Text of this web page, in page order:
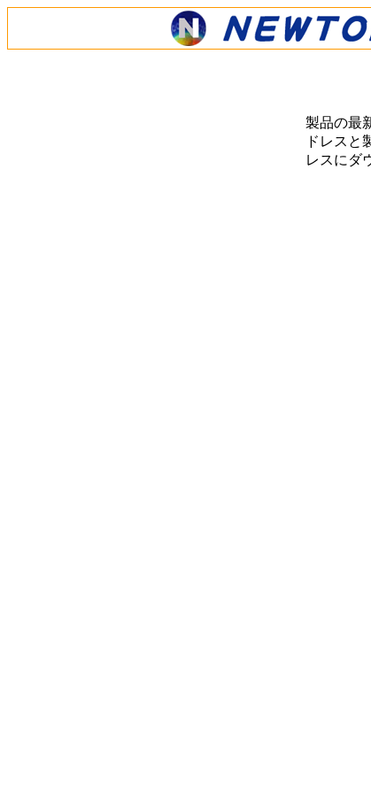
製品の最
ドレスと
レスにダ